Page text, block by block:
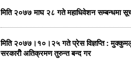
मिति २०७७ माघ २८ गते महाधिवेशन सम्बन्धमा
मिति २०७७।१०।२५ गते प्रेस विज्ञप्ति :
सरकारीे अतिक्रमण तुरुन्त बन्द गर